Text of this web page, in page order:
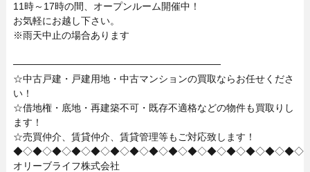
11時～17時の間、オープンルーム開催中！
お気軽にお越し下さい。
※雨天中止の場合あります
──────────────────────────────
☆中古戸建・戸建用地・中古マンションの買取ならお任せくださ
い！
☆借地権・底地・再建築不可・既存不適格などの物件も買取りし
ます！
☆売買仲介、賃貸仲介、賃貸管理等もご対応致します！
◆◇◆◇◆◇◆◇◆◇◆◇◆◇◆◇◆◇◆◇◆◇◆◇◆◇◆◇◆◇
オリーブライフ株式会社